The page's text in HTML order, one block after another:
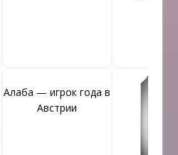
Алаба — игрок года в
Австрии